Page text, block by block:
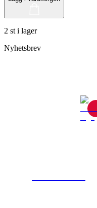
2 st i lager
Nyhetsbrev